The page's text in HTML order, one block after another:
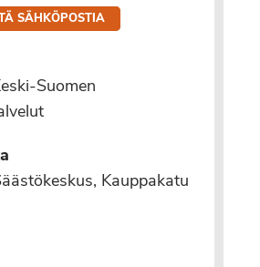
SÄHKÖPOSTIA
Suomen
Kauppakatu